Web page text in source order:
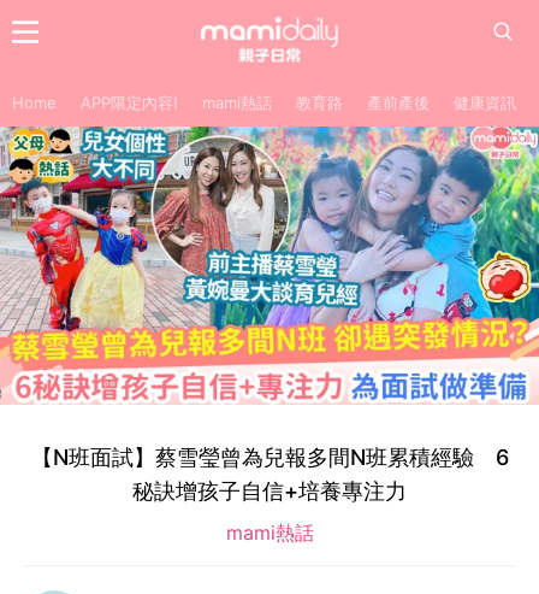
Home APP限定內容! mami熱話 教育路 產前產後 健康資訊
【N班面試】蔡雪瑩曾為兒報多間N班累積經驗 6
秘訣增孩子自信+培養專注力
mami熱話